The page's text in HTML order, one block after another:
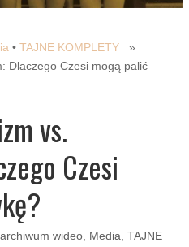
• TAJNE KOMPLETY»
Dlaczego Czesi mogą palić
vs.
Czesi
archiwum wideo, Media TAJNE